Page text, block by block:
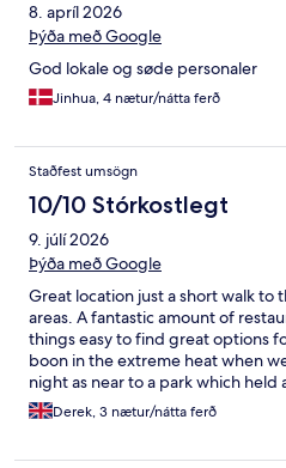
8. apríl 2026
Þýða með Google
God lokale og søde personaler
Jinhua, 4 nætur/nátta ferð
Staðfest umsögn
10/10 Stórkostlegt
9. júlí 2026
Þýða með Google
Great location just a short walk to
areas. A fantastic amount of
things easy to find great options
boon in the extreme heat when
night as near to a park which
but not a real issue.
Derek, 3 nætur/nátta ferð